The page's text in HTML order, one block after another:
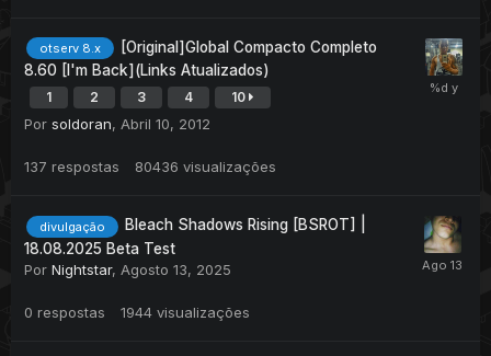
otserv 8.x
[Original]Global Compacto Completo
8.60 [I'm Back](Links Atualizados)
1 2 3 4 10
Por soldoran, Abril 10, 2012
137 respostas 80436 visualizações
divulgação
Bleach Shadows Rising [BSROT] |
18.08.2025 Beta Test
Por Nightstar, Agosto 13, 2025
0 respostas 1944 visualizações